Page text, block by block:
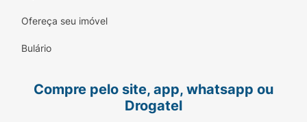
Ofereça seu imóvel
Bulário
Compre pelo site, app, whatsapp ou
Drogatel